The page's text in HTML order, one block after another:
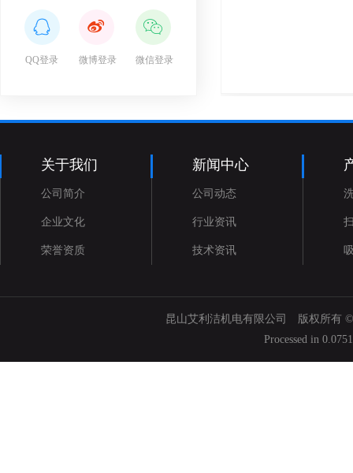
QQ登录 微博登录 微信登录
关于我们
公司简介
企业文化
荣誉资质
新闻中心
公司动态
行业资讯
技术资讯
昆山艾利洁机电有限公司 版权所有
Processed in